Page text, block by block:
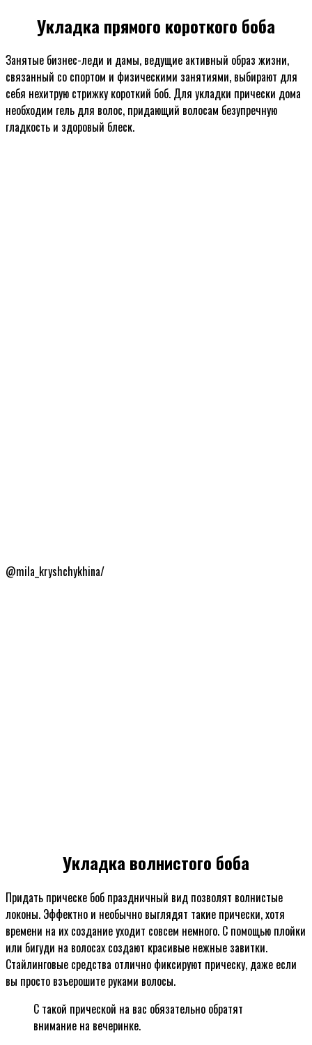
Укладка прямого короткого боба
Занятые бизнес-леди и дамы, ведущие активный образ жизни,
связанный со спортом и физическими занятиями, выбирают для
себя нехитрую стрижку короткий боб. Для укладки прически дома
необходим гель для волос, придающий волосам безупречную
гладкость и здоровый блеск.
@mila_kryshchykhina/
Укладка волнистого боба
Придать прическе боб праздничный вид позволят волнистые
локоны. Эффектно и необычно выглядят такие прически, хотя
времени на их создание уходит совсем немного. С помощью плойки
или бигуди на волосах создают красивые нежные завитки.
Стайлинговые средства отлично фиксируют прическу, даже если
вы просто взъерошите руками волосы.
С такой прической на вас обязательно обратят
внимание на вечеринке.